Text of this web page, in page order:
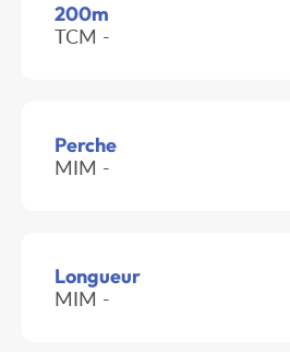
200m
TCM -
Perche
MIM -
Longueur
MIM -